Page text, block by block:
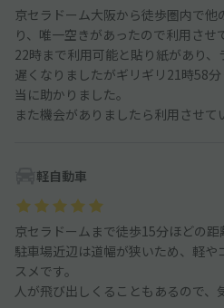
京セラドーム大阪から徒歩圏内で他
り、唯一空きがあったので利用させ
22時まで利用可能と貼り紙があり
遅くなりましたがギリギリ21時58
当に助かりました。
また機会がありましたら利用させて
軽自動車
京セラドームまで徒歩15分ほどの距
駐車場近辺は道幅が狭いため、軽や
スメです。
人が飛び出しくることもあるので、